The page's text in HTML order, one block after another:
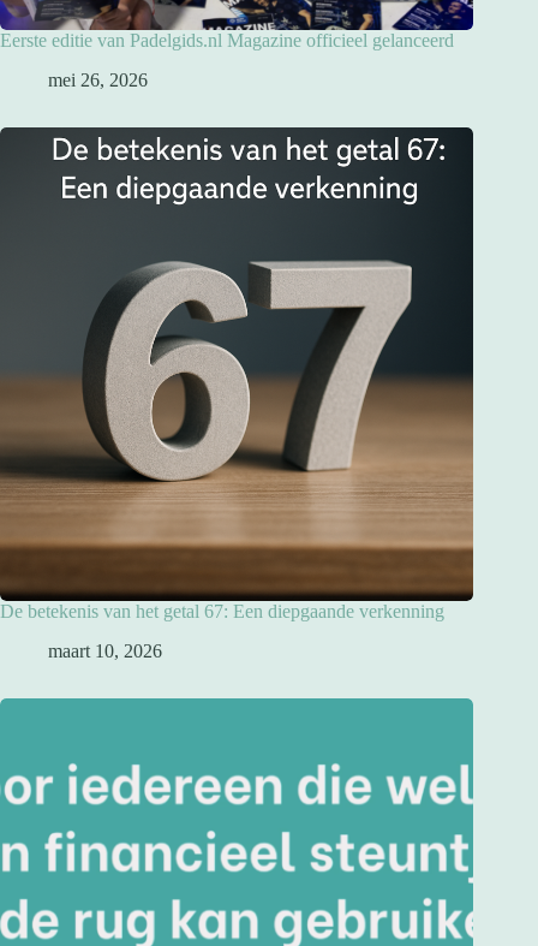
Eerste editie van Padelgids.nl Magazine officieel gelanceerd
mei 26, 2026
De betekenis van het getal 67: Een diepgaande verkenning
maart 10, 2026